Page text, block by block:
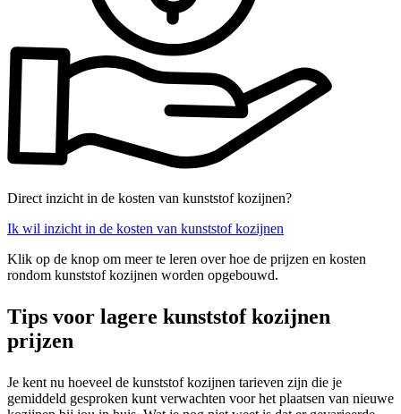
Direct inzicht in de kosten van kunststof kozijnen?
Ik wil inzicht in de kosten van kunststof kozijnen
Klik op de knop om meer te leren over hoe de prijzen en kosten
rondom kunststof kozijnen worden opgebouwd.
Tips voor lagere kunststof kozijnen
prijzen
Je kent nu hoeveel de kunststof kozijnen tarieven zijn die je
gemiddeld gesproken kunt verwachten voor het plaatsen van nieuwe